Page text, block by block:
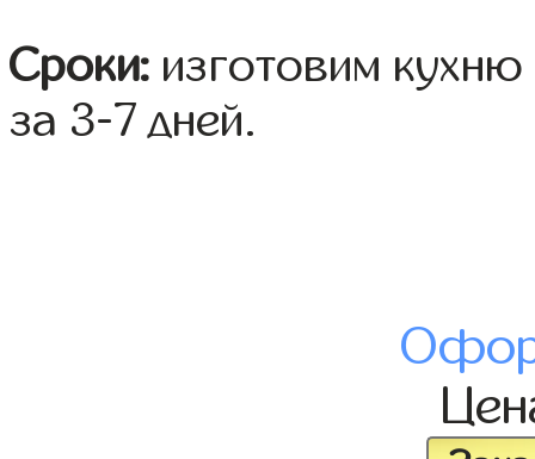
Сроки: изготовим
за 3-7 дней.